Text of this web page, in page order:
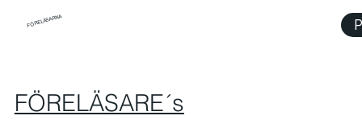
FÖRELÄSARNA
FÖRELÄSARE´s